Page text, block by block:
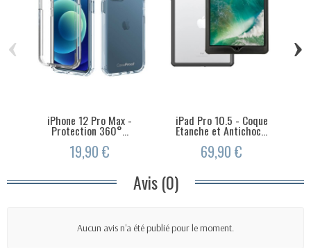
iPhone 12 Pro Max -
Protection 360°...
19,90 €
iPad Pro 10.5 - Coque
Etanche et Antichoc...
69,90 €
‹ ›
Avis (0)
Aucun avis n'a été publié pour le moment.